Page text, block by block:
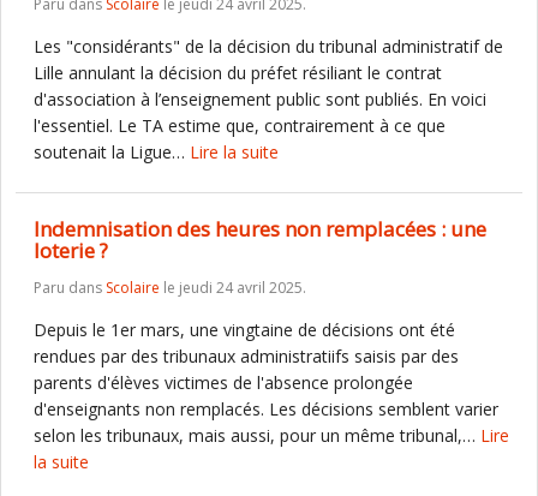
Paru dans Scolaire le jeudi 24 avril 2025.
Les "considérants" de la décision du tribunal administratif de
Lille annulant la décision du préfet résiliant le contrat
d'association à l’enseignement public sont publiés. En voici
l'essentiel. Le TA estime que, contrairement à ce que
soutenait la Ligue… Lire la suite
Indemnisation des heures non remplacées : une
loterie ?
Paru dans Scolaire le jeudi 24 avril 2025.
Depuis le 1er mars, une vingtaine de décisions ont été
rendues par des tribunaux administratiifs saisis par des
parents d'élèves victimes de l'absence prolongée
d'enseignants non remplacés. Les décisions semblent varier
selon les tribunaux, mais aussi, pour un même tribunal,… Lire
la suite